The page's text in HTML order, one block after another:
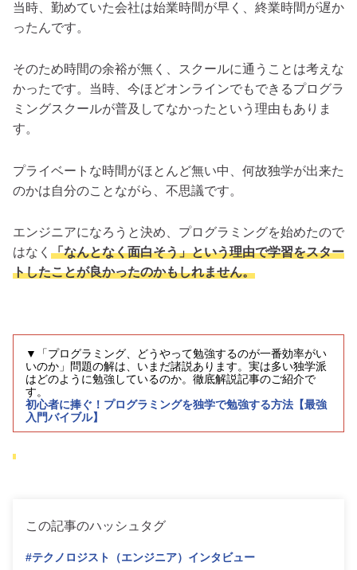
当時、勤めていた会社は始業時間が早く、終業時間が遅か
ったんです。
そのため時間の余裕が無く、スクールに通うことは考えな
かったです。当時、今ほどオンラインでもできるプログラ
ミングスクールが普及してなかったという理由もありま
す。
プライベートな時間がほとんど無い中、何故独学が出来た
のかは自分のことながら、不思議です。
エンジニアになろうと決め、プログラミングを始めたので
はなく 「なんとなく面白そう」という理由で学習をスター
トしたことが良かったのかもしれません。
▼「プログラミング、どうやって勉強するのが一番効率がい
いのか」問題の解は、いまだ諸説あります。実は多い独学派
はどのように勉強しているのか。徹底解説記事のご紹介で
す。
初心者に捧ぐ！プログラミングを独学で勉強する方法【最強
入門バイブル】
この記事のハッシュタグ
#テクノロジスト（エンジニア）インタビュー